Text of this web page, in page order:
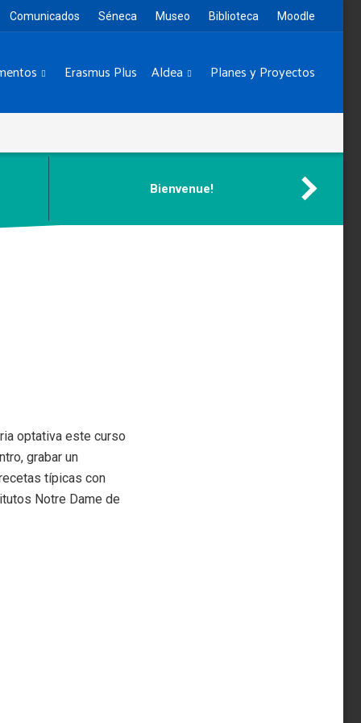
Comunicados Séneca Museo Biblioteca Moodle
Erasmus Plus Aldea Planes y Proyectos
Bienvenue!
optativa este curso
grabar un
típicas con
Notre Dame de